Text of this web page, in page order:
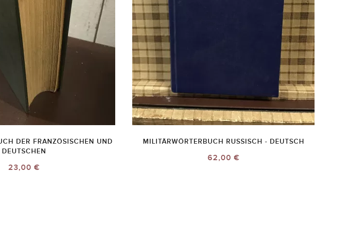
DER FRANZÖSISCHEN UND
DEUTSCHEN
23,00 €
MILITÄRWÖRTERBUCH RUSSISCH - DEUTSCH
62,00 €